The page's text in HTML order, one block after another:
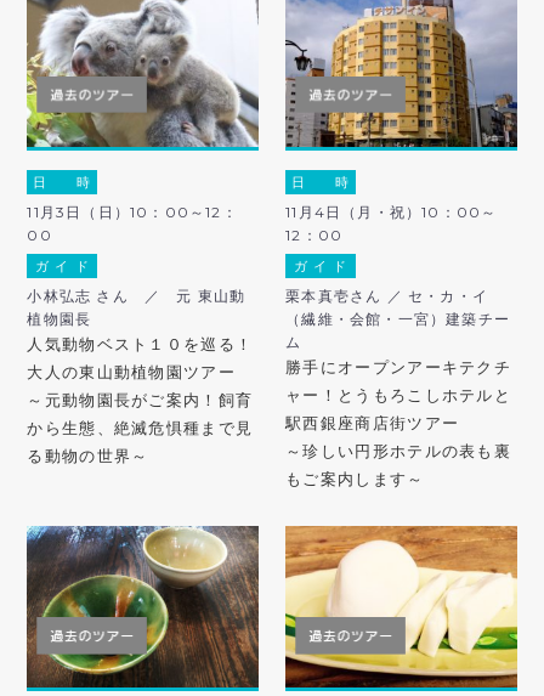
日 時
11月3日（日）10：00～12：
00
ガ イ ド
小林弘志 さん ／ 元 東山動
植物園長
人気動物ベスト１０を巡る！
大人の東山動植物園ツアー
～元動物園長がご案内！飼育
から生態、絶滅危惧種まで見
る動物の世界～
日 時
11月4日（月・祝）10：00～
12：00
ガ イ ド
栗本真壱さん ／ セ・カ・イ
（繊維・会館・一宮）建築チー
ム
勝手にオープンアーキテクチ
ャー！とうもろこしホテルと
駅西銀座商店街ツアー
～珍しい円形ホテルの表も裏
もご案内します～